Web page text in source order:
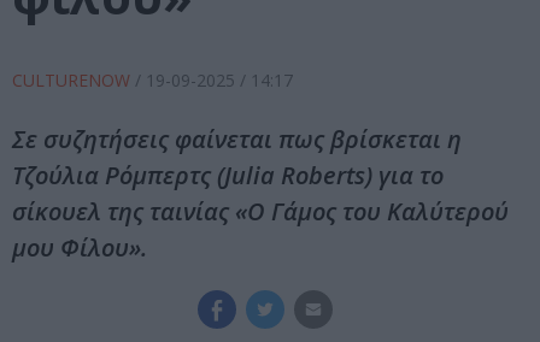
CULTURENOW / 19-09-2025 / 14:17
Σε συζητήσεις φαίνεται πως βρίσκεται η
Τζούλια Ρόμπερτς (Julia Roberts) για το
σίκουελ της ταινίας «Ο Γάμος του Καλύτερού
μου Φίλου».